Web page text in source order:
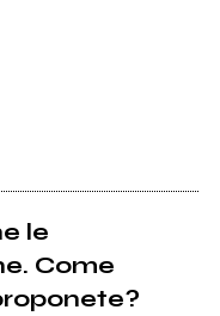
le
Come